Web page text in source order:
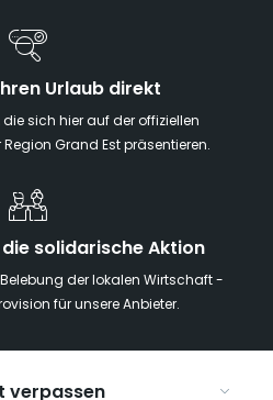
Urlaub direkt
sich hier auf der offiziellen
Grand Est präsentieren.
solidarische Aktion
der lokalen Wirtschaft -
für unsere Anbieter.
verpassen